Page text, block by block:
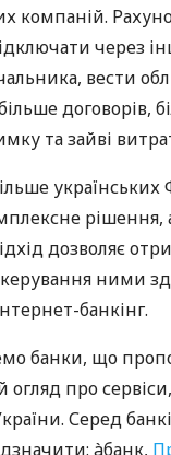
компаній.
через
вести
договорів,
та зайві
рішення,
дозволяє
ними
банкінг.
банки, що
огляд про
Серед
àбанк,